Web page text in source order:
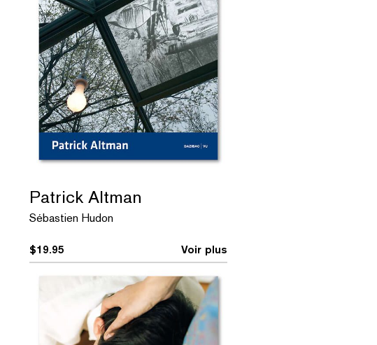
Patrick Altman
Sébastien Hudon
$19.95 Voir plus